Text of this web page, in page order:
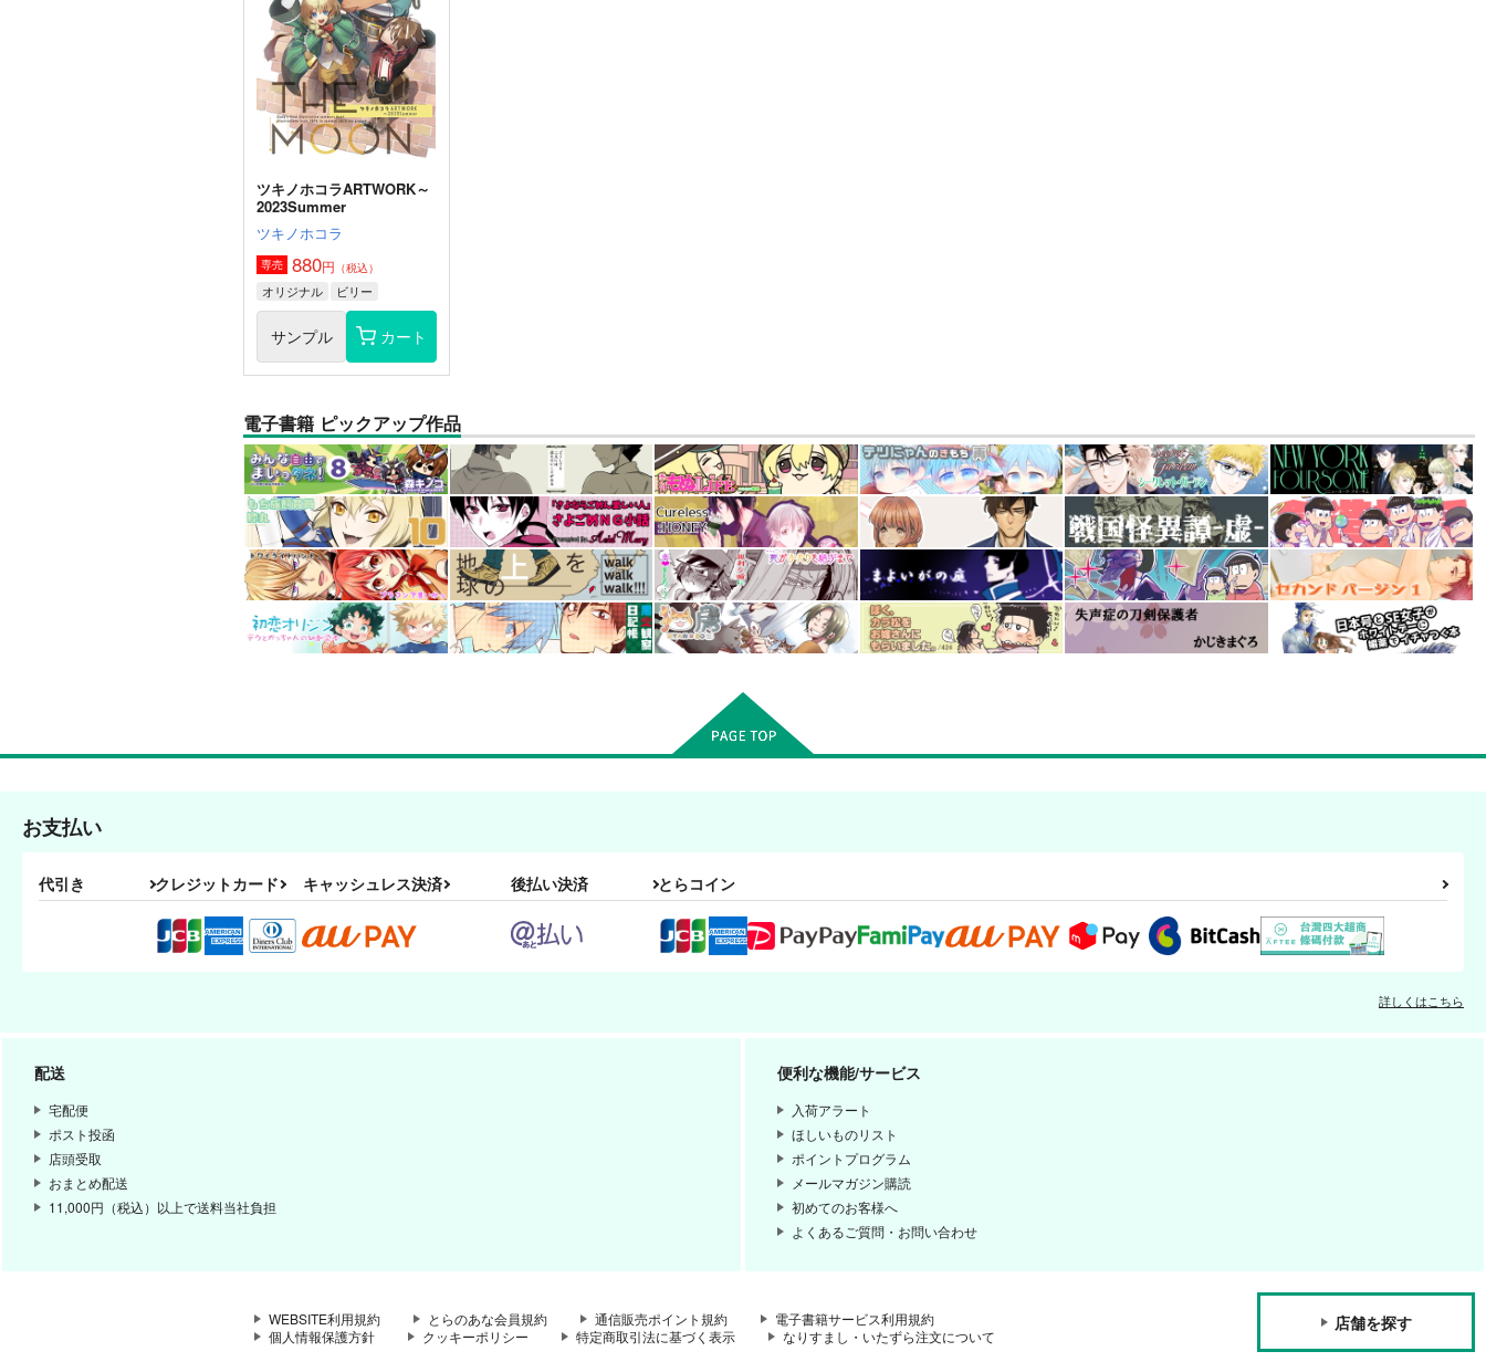
ツキノホコラARTWORK～
2023Summer
ツキノホコラ
専売 880円 （税込）
オリジナル ビリー
サンプル カート
電子書籍 ピックアップ作品
お支払い
代引き クレジットカード キャッシュレス決済 後払い決済 とらコイン
詳しくはこちら
配送
宅配便
ポスト投函
店頭受取
おまとめ配送
11,000円（税込）以上で送料当社負担
便利な機能/サービス
入荷アラート
ほしいものリスト
ポイントプログラム
メールマガジン購読
初めてのお客様へ
よくあるご質問・お問い合わせ
WEBSITE利用規約 とらのあな会員規約 通信販売ポイント規約
電子書籍サービス利用規約
個人情報保護方針
クッキーポリシー 特定商取引法に基づく表示 なりすまし・いたずら注文について
店舗を探す